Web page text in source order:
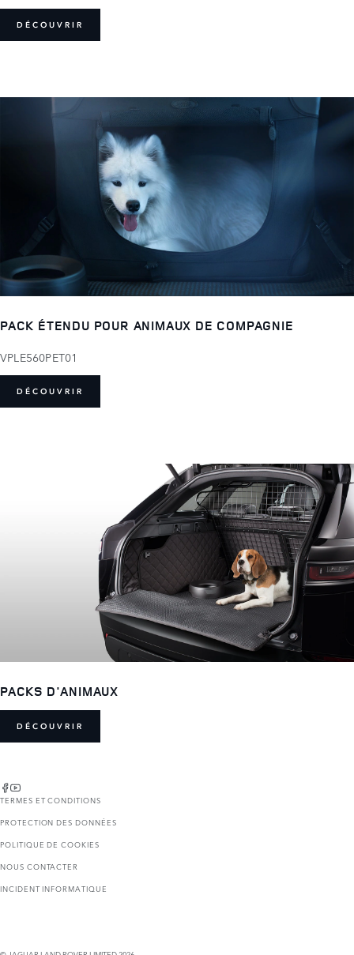
DÉCOUVRIR
PACK ÉTENDU POUR ANIMAUX DE COMPAGNIE
VPLE560PET01
DÉCOUVRIR
PACKS D'ANIMAUX
DÉCOUVRIR
TERMES ET CONDITIONS
PROTECTION DES DONNÉES
POLITIQUE DE COOKIES
NOUS CONTACTER
INCIDENT INFORMATIQUE